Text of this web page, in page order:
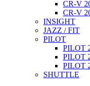
CR-V
CR-V
INSIGHT
JAZZ / FIT
PILOT
PILOT
PILOT
PILOT
SHUTTLE